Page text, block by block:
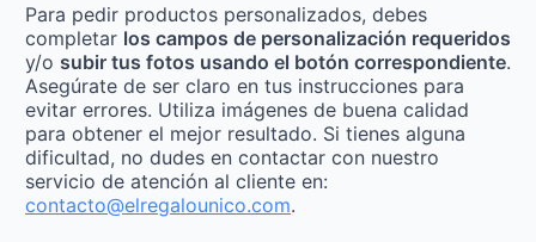
Para pedir productos personalizados, debes
completar los campos de personalización requeridos
y/o subir tus fotos usando el botón correspondiente.
Asegúrate de ser claro en tus instrucciones para
evitar errores. Utiliza imágenes de buena calidad
para obtener el mejor resultado. Si tienes alguna
dificultad, no dudes en contactar con nuestro
servicio de atención al cliente en:
contacto@elregalounico.com.